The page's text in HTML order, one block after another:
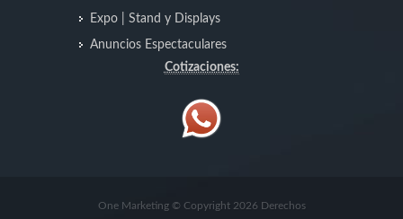
Expo | Stand y Displays
Anuncios Espectaculares
Cotizaciones:
One Marketing © Copyright 2026 Derechos